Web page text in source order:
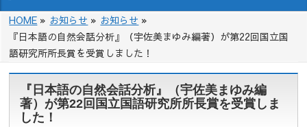
HOME » お知らせ » お知らせ »
『日本語の自然会話分析』（宇佐美まゆみ編著）が第22回国立国
語研究所所長賞を受賞しました！
『日本語の自然会話分析』（宇佐美まゆみ編
著）が第22回国立国語研究所所長賞を受賞しま
した！